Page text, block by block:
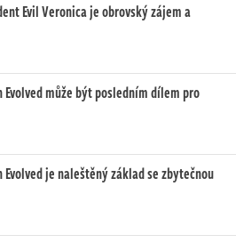
Evil Veronica je obrovský zájem a
Evolved může být posledním dílem pro
Evolved je naleštěný základ se zbytečnou